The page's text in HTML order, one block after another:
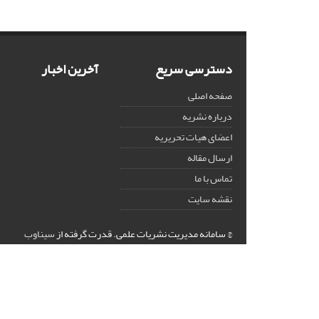
دسترسی سریع
صفحه اصلی
درباره نشریه
اعضای هیات تحریریه
ارسال مقاله
تماس با ما
نقشه سایت
آخرین اخبار
© سامانه مدیریت نشریات علمی.قدرت گرفته ازسیناوب